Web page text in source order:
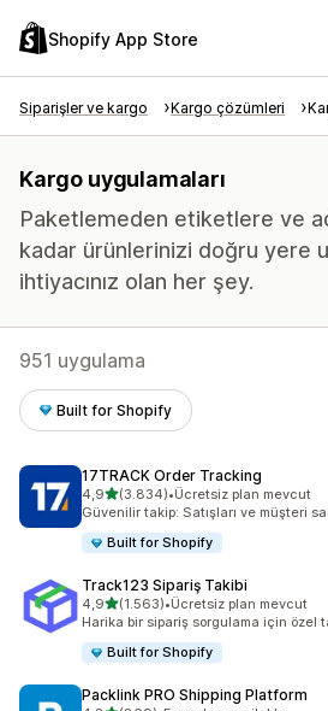
Shopify App Store
Siparişler ve kargo Kargo çözümleri
Kargo uygulamaları
Paketlemeden etiketlere ve
kadar ürünlerinizi doğru yere
ihtiyacınız olan her şey.
951 uygulama
Built for Shopify
17TRACK Order Tracking
4,95 yıldız üzerinden
(3.834)
toplam 3834 değerlendirme
•Ücretsiz plan mevcut
Güvenilir takip: Satışları ve müşteri
Built for Shopify
Track123 Sipariş Takibi
4,95 yıldız üzerinden
(1.563)
toplam 1563 değerlendirme
•Ücretsiz plan mevcut
Harika bir sipariş sorgulama için özel
Built for Shopify
Packlink PRO Shipping Platform